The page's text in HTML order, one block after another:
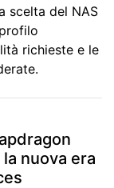
scelta del NAS
richieste e le
la nuova era